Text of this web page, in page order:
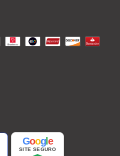
Google
SITE SEGURO